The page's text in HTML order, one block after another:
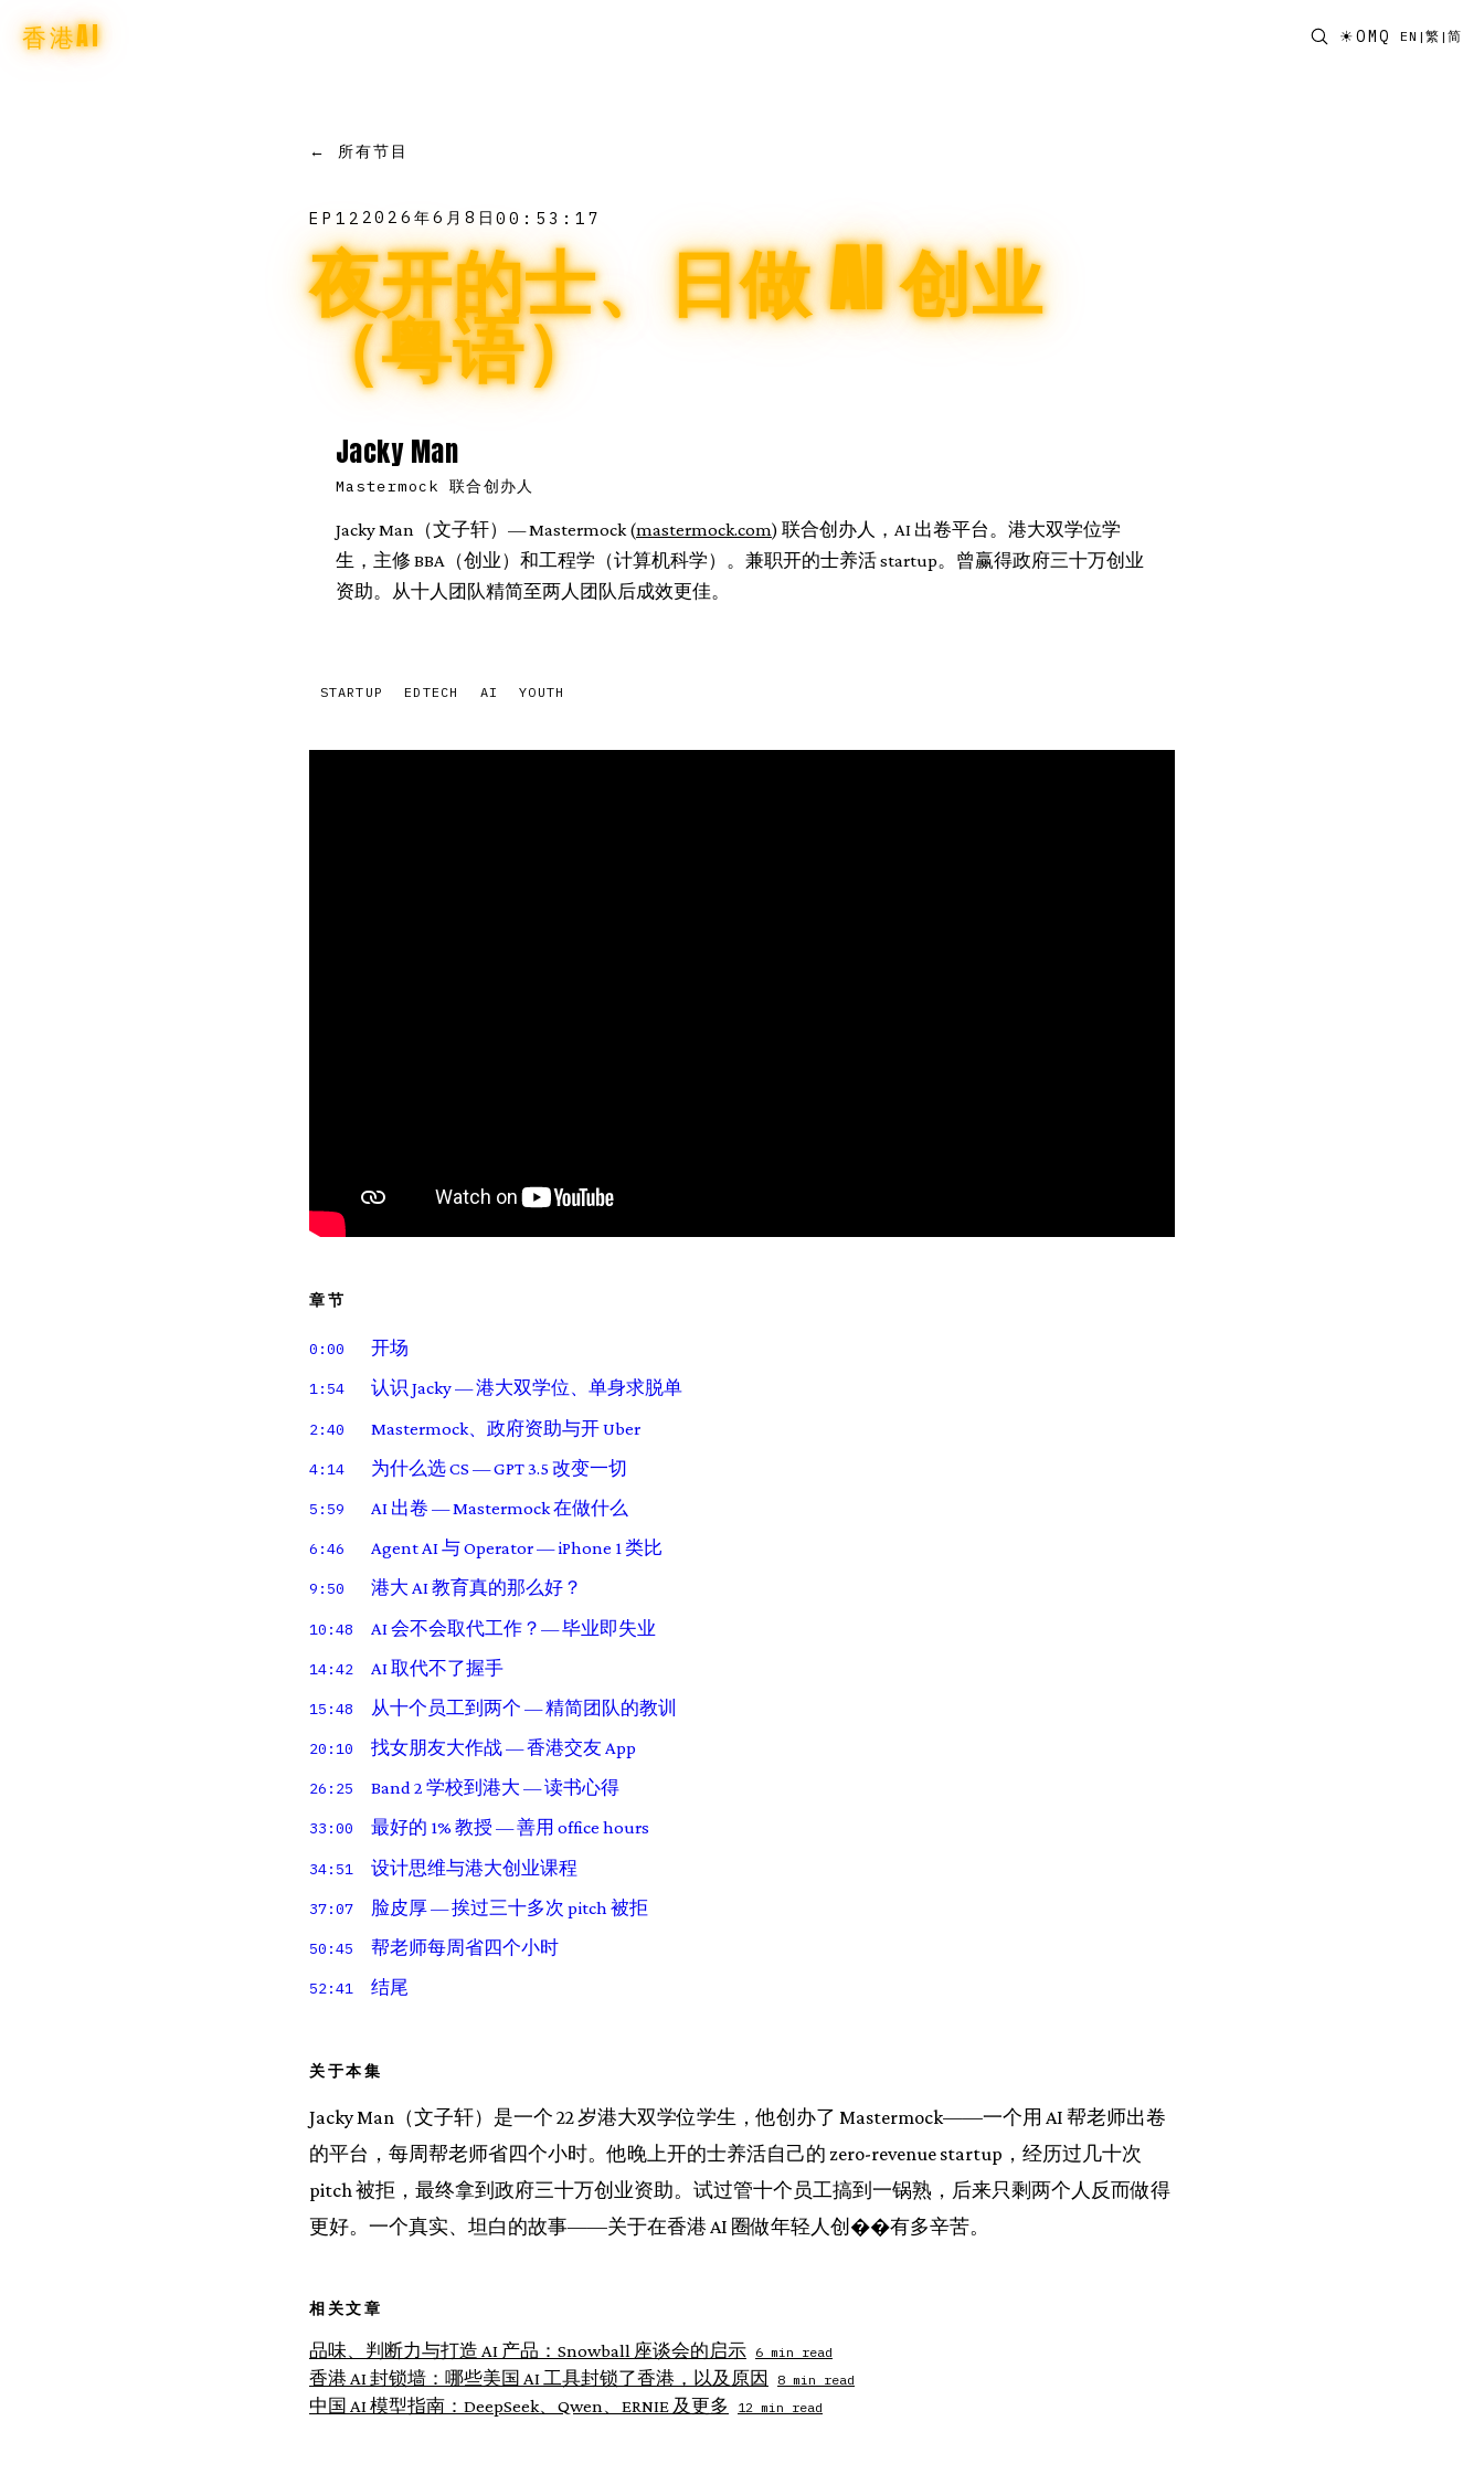
香港AI ☀OMQ EN |繁 |简
← 所有节目
EP 12 2026年6月8日00:53:17
夜开的士、日做 AI 创业
（粤语）
Jacky Man
Mastermock 联合创办人
Jacky Man（文子轩）— Mastermock (mastermock.com) 联合创办人，AI 出卷平台。港大双学位学
生，主修 BBA（创业）和工程学（计算机科学）。兼职开的士养活 startup。曾赢得政府三十万创业
资助。从十人团队精简至两人团队后成效更佳。
STARTUP EDTECH AI YOUTH
章节
0:00 开场
1:54 认识 Jacky — 港大双学位、单身求脱单
2:40 Mastermock、政府资助与开 Uber
4:14 为什么选 CS — GPT 3.5 改变一切
5:59 AI 出卷 — Mastermock 在做什么
6:46 Agent AI 与 Operator — iPhone 1 类比
9:50 港大 AI 教育真的那么好？
10:48 AI 会不会取代工作？— 毕业即失业
14:42 AI 取代不了握手
15:48 从十个员工到两个 — 精简团队的教训
20:10 找女朋友大作战 — 香港交友 App
26:25 Band 2 学校到港大 — 读书心得
33:00 最好的 1% 教授 — 善用 office hours
34:51 设计思维与港大创业课程
37:07 脸皮厚 — 挨过三十多次 pitch 被拒
50:45 帮老师每周省四个小时
52:41 结尾
关于本集
Jacky Man（文子轩）是一个 22 岁港大双学位学生，他创办了 Mastermock——一个用 AI 帮老师出卷
的平台，每周帮老师省四个小时。他晚上开的士养活自己的 zero-revenue startup，经历过几十次
pitch 被拒，最终拿到政府三十万创业资助。试过管十个员工搞到一锅熟，后来只剩两个人反而做得
更好。一个真实、坦白的故事——关于在香港 AI 圈做年轻人创��有多辛苦。
相关文章
品味、判断力与打造 AI 产品：Snowball 座谈会的启示 6 min read
香港 AI 封锁墙：哪些美国 AI 工具封锁了香港，以及原因 8 min read
中国 AI 模型指南：DeepSeek、Qwen、ERNIE 及更多 12 min read